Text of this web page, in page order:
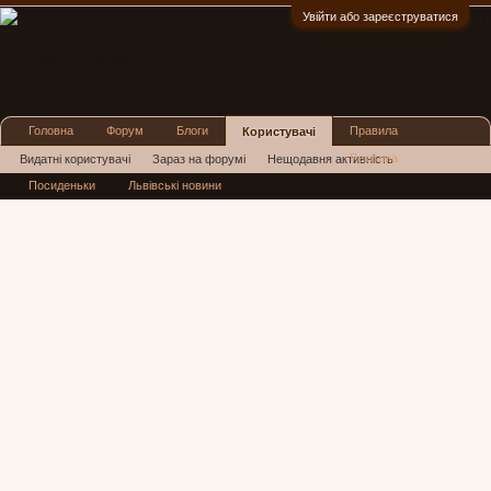
Увійти або зареєструватися
Головна Форум Блоги Користувачі
Видатні користувачі Зараз на форумі Нещодавня активність
Нові повідомлення профілю
Правила
Реклама
Посиденьки Львівські новини